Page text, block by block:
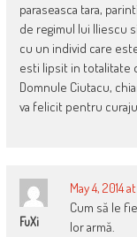
paraseasca tara,
de regimul lui Iliescu
cu un individ care
esti lipsit in totalitate
Domnule Ciutacu,
va felicit pentru
FuXi
May 4, 2014
Cum să le
lor armă.